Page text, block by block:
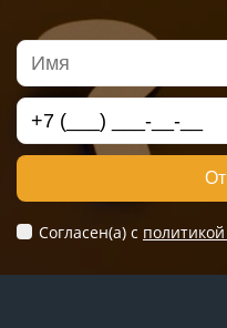
Согласен(а) c